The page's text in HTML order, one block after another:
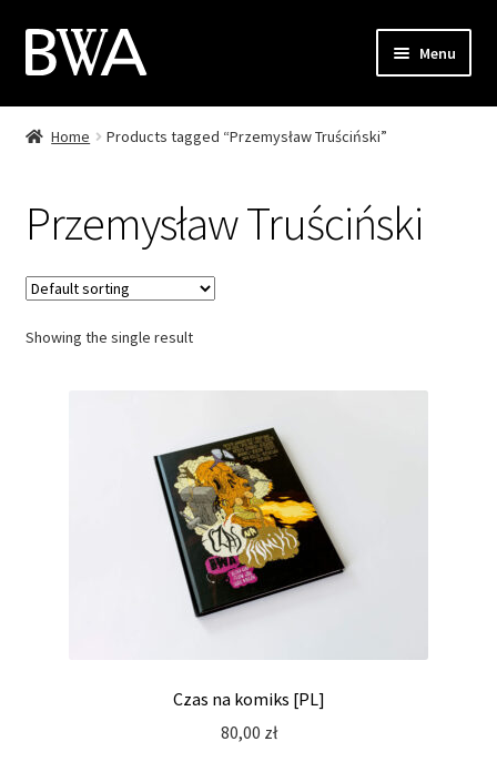
Skip
to
Skip
to
Menu
Shop
Checkout
Cart
Contact
Home Products tagged “Przemysław Truściński”
Przemysław Truściński
Showing the single result
Czas na komiks [PL]
80,00 zł